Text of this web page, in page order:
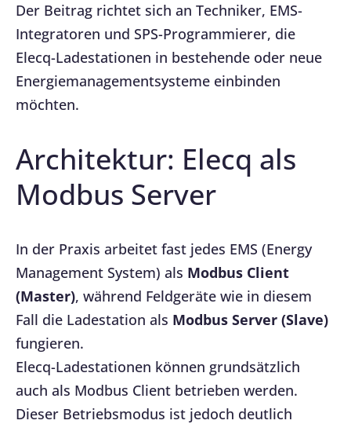
Der Beitrag richtet sich an Techniker, EMS-
Integratoren und SPS-Programmierer, die
Elecq-Ladestationen in bestehende oder neue
Energiemanagementsysteme einbinden
möchten.
Architektur: Elecq als
Modbus Server
In der Praxis arbeitet fast jedes EMS (Energy
Management System) als Modbus Client
(Master), während Feldgeräte wie in diesem
Fall die Ladestation als Modbus Server (Slave)
fungieren.
Elecq-Ladestationen können grundsätzlich
auch als Modbus Client betrieben werden.
Dieser Betriebsmodus ist jedoch deutlich